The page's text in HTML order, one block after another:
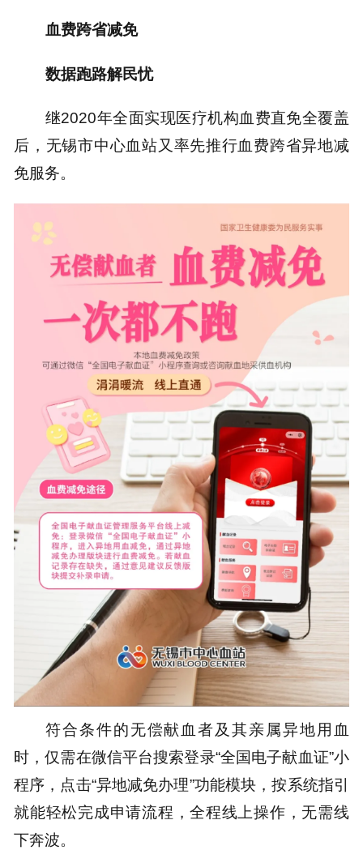
血费跨省减免
数据跑路解民忧
继2020年全面实现医疗机构血费直免全覆盖
后，无锡市中心血站又率先推行血费跨省异地减
免服务。
符合条件的无偿献血者及其亲属异地用血
时，仅需在微信平台搜索登录“全国电子献血证”小
程序，点击“异地减免办理”功能模块，按系统指引
就能轻松完成申请流程，全程线上操作，无需线
下奔波。